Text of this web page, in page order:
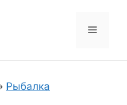
Меню
Рыбалка